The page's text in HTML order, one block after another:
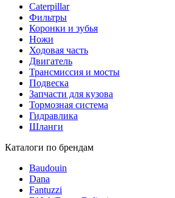
Caterpillar
Фильтры
Коронки и зубья
Ножи
Ходовая часть
Двигатель
Трансмиссия и мосты
Подвеска
Запчасти для кузова
Тормозная система
Гидравлика
Шланги
Каталоги по брендам
Baudouin
Dana
Fantuzzi